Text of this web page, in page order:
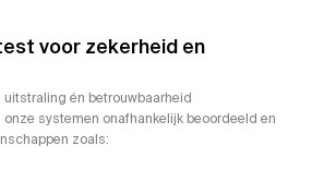
voor zekerheid en
uitstraling én betrouwbaarheid
systemen onafhankelijk beoordeeld en
zoals: